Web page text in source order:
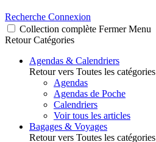
Recherche Connexion
Collection complète Fermer Menu
Retour Catégories
Agendas & Calendriers
Retour vers Toutes les catégories
Agendas
Agendas de Poche
Calendriers
Voir tous les articles
Bagages & Voyages
Retour vers Toutes les catégories